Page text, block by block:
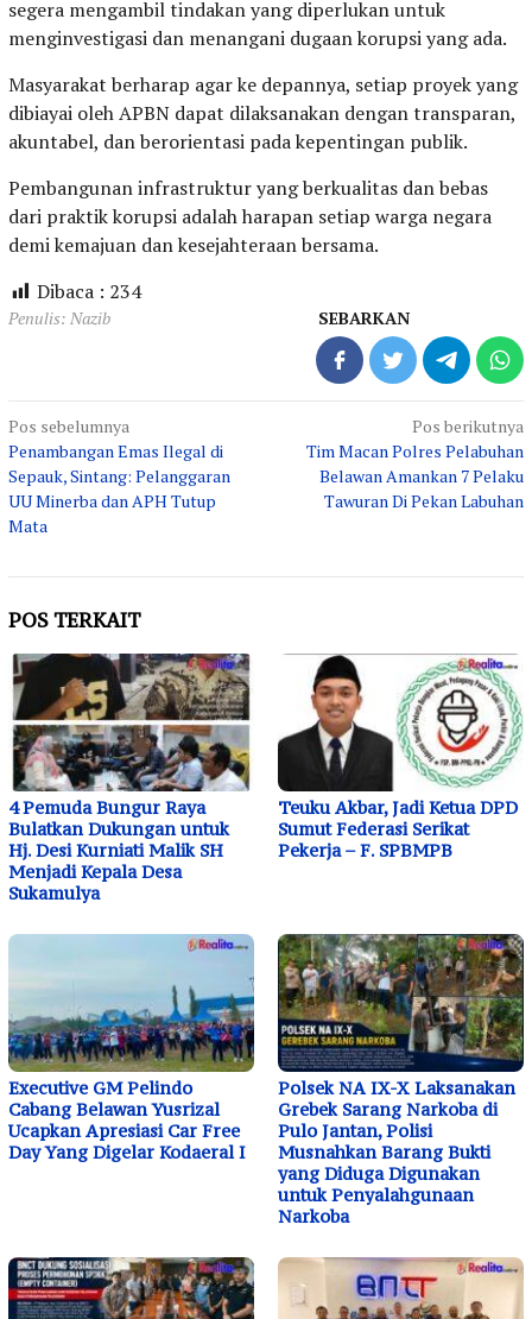
segera mengambil tindakan yang diperlukan untuk
menginvestigasi dan menangani dugaan korupsi yang ada.
Masyarakat berharap agar ke depannya, setiap proyek yang
dibiayai oleh APBN dapat dilaksanakan dengan transparan,
akuntabel, dan berorientasi pada kepentingan publik.
Pembangunan infrastruktur yang berkualitas dan bebas
dari praktik korupsi adalah harapan setiap warga negara
demi kemajuan dan kesejahteraan bersama.
Dibaca : 234
Penulis: Nazib SEBARKAN
Navigasi
pos
Pos sebelumnya
Penambangan Emas Ilegal di
Sepauk, Sintang: Pelanggaran
UU Minerba dan APH Tutup
Mata
Pos berikutnya
Tim Macan Polres Pelabuhan
Belawan Amankan 7 Pelaku
Tawuran Di Pekan Labuhan
POS TERKAIT
4 Pemuda Bungur Raya
Bulatkan Dukungan untuk
Hj. Desi Kurniati Malik SH
Menjadi Kepala Desa
Sukamulya
Teuku Akbar, Jadi Ketua DPD
Sumut Federasi Serikat
Pekerja – F. SPBMPB
Executive GM Pelindo
Cabang Belawan Yusrizal
Ucapkan Apresiasi Car Free
Day Yang Digelar Kodaeral I
Polsek NA IX-X Laksanakan
Grebek Sarang Narkoba di
Pulo Jantan, Polisi
Musnahkan Barang Bukti
yang Diduga Digunakan
untuk Penyalahgunaan
Narkoba